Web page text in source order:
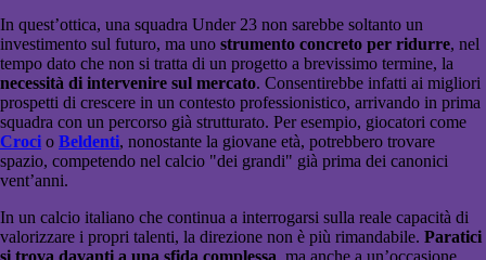
In quest’ottica, una squadra Under 23 non sarebbe soltanto un
investimento sul futuro, ma uno strumento concreto per ridurre, nel
tempo dato che non si tratta di un progetto a brevissimo termine, la
necessità di intervenire sul mercato. Consentirebbe infatti ai migliori
prospetti di crescere in un contesto professionistico, arrivando in prima
squadra con un percorso già strutturato. Per esempio, giocatori come
Croci o Beldenti, nonostante la giovane età, potrebbero trovare
spazio, competendo nel calcio "dei grandi" già prima dei canonici
vent’anni.
In un calcio italiano che continua a interrogarsi sulla reale capacità di
valorizzare i propri talenti, la direzione non è più rimandabile. Paratici
si trova davanti a una sfida complessa, ma anche a un’occasione